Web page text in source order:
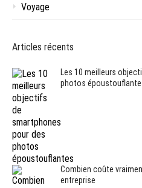
Voyage
Articles récents
Les 10 meilleurs
photos
Combien coûte
entreprise